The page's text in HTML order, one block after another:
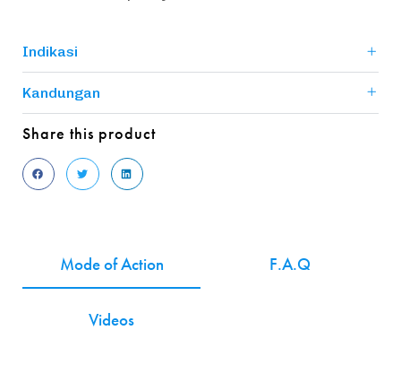
Indikasi
Kandungan
Share this product
Mode of Action F.A.Q
Videos